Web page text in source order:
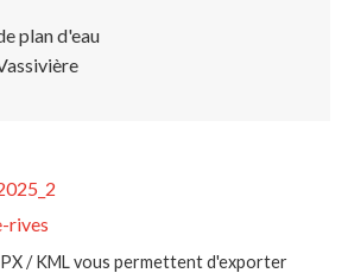
plan d'eau
rives
/ KML vous permettent d'exporter